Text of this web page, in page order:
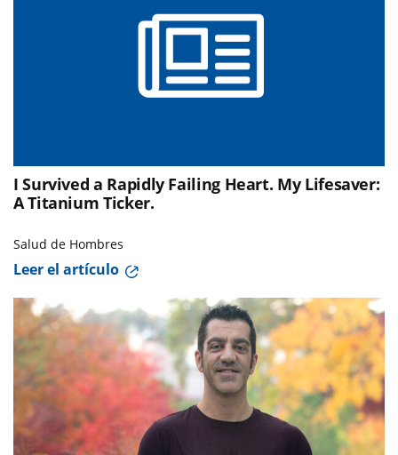
I Survived a Rapidly Failing Heart. My Lifesaver:
A Titanium Ticker.
Salud de Hombres
Leer el artículo